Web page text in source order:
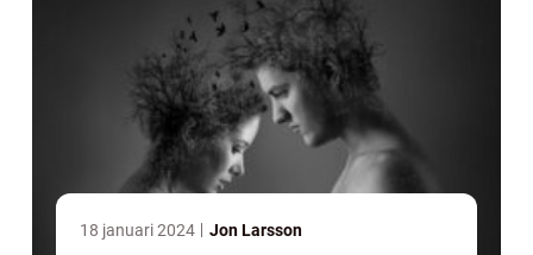
18 januari 2024 Jon Larsson